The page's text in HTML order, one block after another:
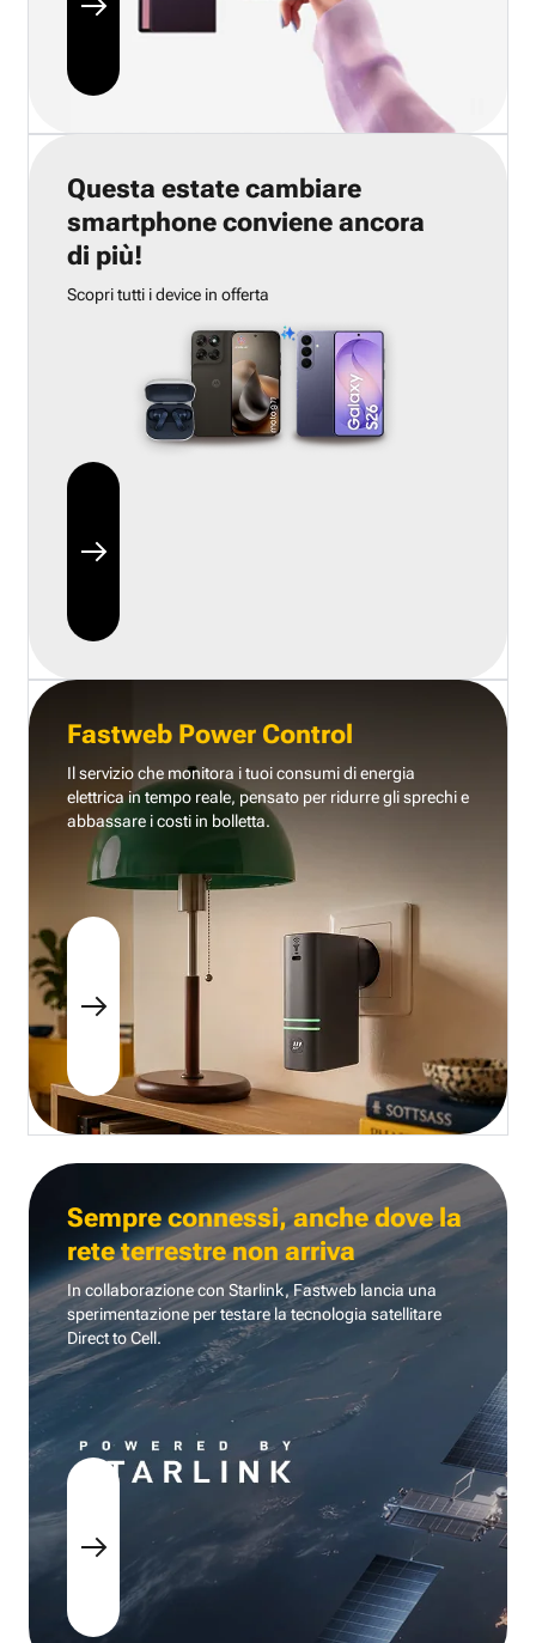
Questa estate cambiare
smartphone conviene ancora
di più!
Scopri tutti i device in offerta
Fastweb Power Control
Il servizio che monitora i tuoi consumi di energia
elettrica in tempo reale, pensato per ridurre gli sprechi e
abbassare i costi in bolletta.
Sempre connessi, anche dove la
rete terrestre non arriva
In collaborazione con Starlink, Fastweb lancia una
sperimentazione per testare la tecnologia satellitare
Direct to Cell.